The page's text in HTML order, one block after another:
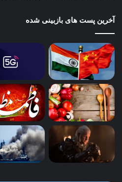
آخرین پست های بازبینی شده